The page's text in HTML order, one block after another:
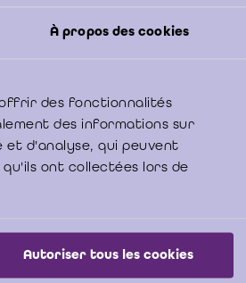
À propos des cookies
des fonctionnalités
des informations sur
et d'analyse, qui peuvent
ont collectées lors de
Autoriser tous les cookies
l’absence du rapport de
commissaire.
doit être daté du jour où il
celui-ci de dater son rapport
son rapport avant l’AGO, il